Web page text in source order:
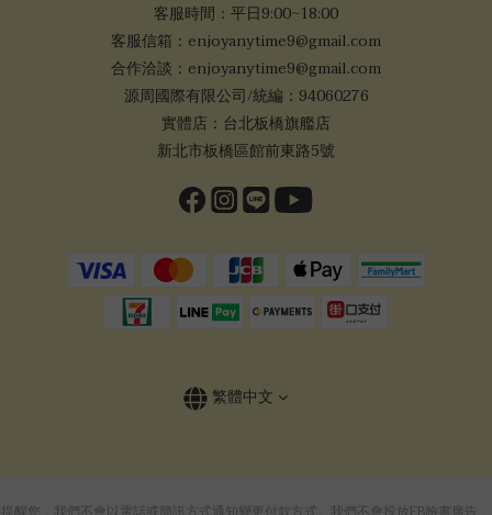
客服時間：平日9:00~18:00
客服信箱：enjoyanytime9@gmail.com
合作洽談：enjoyanytime9@gmail.com
源周國際有限公司/統編：94060276
實體店：台北板橋旗艦店
新北市板橋區館前東路5號
繁體中文